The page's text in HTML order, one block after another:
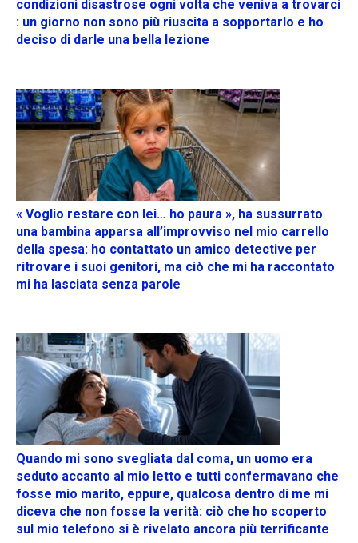
condizioni disastrose ogni volta che veniva a trovarci
: un giorno non sono più riuscita a sopportarlo e ho
deciso di darle una bella lezione
« Voglio restare con lei… ho paura », ha sussurrato
una bambina apparsa all’improvviso nel mio carrello
della spesa: ho contattato un amico detective per
ritrovare i suoi genitori, ma ciò che mi ha raccontato
mi ha lasciata senza parole
Quando mi sono svegliata dal coma, un uomo era
seduto accanto al mio letto e tutti confermavano che
fosse mio marito, eppure, qualcosa dentro di me mi
diceva che non fosse la verità: ciò che ho scoperto
sul mio telefono si è rivelato ancora più terrificante